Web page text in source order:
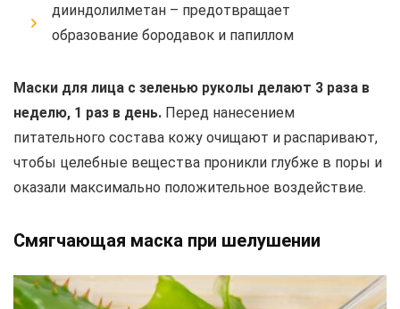
дииндолилметан – предотвращает
образование бородавок и папиллом
Маски для лица с зеленью руколы делают 3 раза в
неделю, 1 раз в день. Перед нанесением
питательного состава кожу очищают и распаривают,
чтобы целебные вещества проникли глубже в поры и
оказали максимально положительное воздействие.
Смягчающая маска при шелушении